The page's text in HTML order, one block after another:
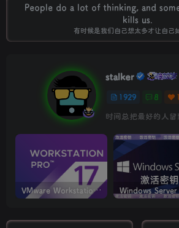
People do a lot of thinking, and
kills us.
有时候是我们自己想太多才让自己
stalker
1929 8
时间总把最好的人留
VMware Workstation PRO v17.6.4 正式版_虚拟机(带激活密钥)